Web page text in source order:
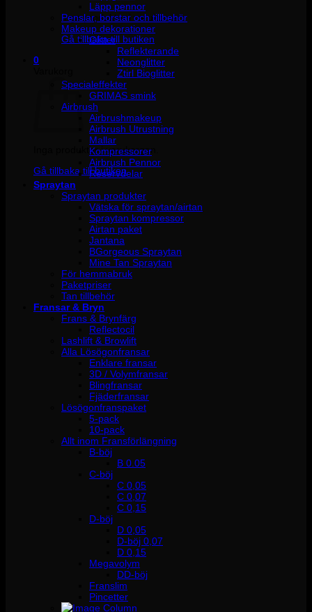
Inga produkter i varukorgen.
Gå tillbaka till butiken
0
Inga produkter i varukorgen.
Gå tillbaka till butiken
Läpp pennor
Penslar, borstar och tillbehör
Makeup dekorationer
Glitter
Reflekterande
Neonglitter
Ztirl Bioglitter
Specialeffekter
GRIMAS smink
Airbrush
Airbrushmakeup
Airbrush Utrustning
Mallar
Kompressorer
Airbrush Pennor
Reservdelar
Spraytan
Spraytan produkter
Vätska för spraytan/airtan
Spraytan kompressor
Airtan paket
Jantana
BGorgeous Spraytan
Mine Tan Spraytan
För hemmabruk
Paketpriser
Tan tillbehör
Fransar & Bryn
Frans & Brynfärg
Reflectocil
Lashlift & Browlift
Alla Lösögonfransar
Enklare fransar
3D / Volymfransar
Blingfransar
Fjäderfransar
Lösögonfranspaket
5-pack
10-pack
Allt inom Fransförlängning
B-böj
B 0.05
C-böj
C 0,05
C 0,07
C 0,15
D-böj
D 0,05
D-böj 0,07
D 0,15
Megavolym
DD-böj
Franslim
Pincetter